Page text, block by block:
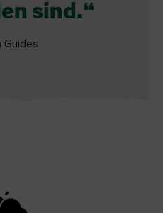
sind.
Guides